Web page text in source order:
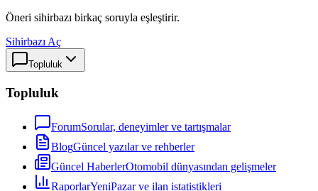
Öneri sihirbazı birkaç soruyla eşleştirir.
Sihirbazı Aç
Topluluk
Topluluk
ForumSorular, deneyimler ve tartışmalar
BlogGüncel yazılar ve rehberler
Güncel HaberlerOtomobil dünyasından gelişmeler
RaporlarYeniPazar ve ilan istatistikleri